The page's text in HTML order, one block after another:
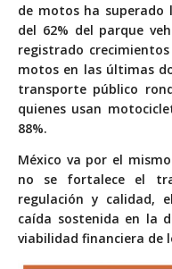
de motos ha superado
del 62% del parque
registrado
motos en las últimas
transporte público
quienes usan
88%.
México va por el
no se fortalece el
regulación y calidad,
caída sostenida en la
viabilidad financiera de